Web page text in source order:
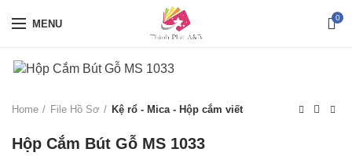
MENU 0
Home File Hồ Sơ Kệ rổ - Mica - Hộp cắm viết
Hộp Cắm Bút Gỗ MS 1033